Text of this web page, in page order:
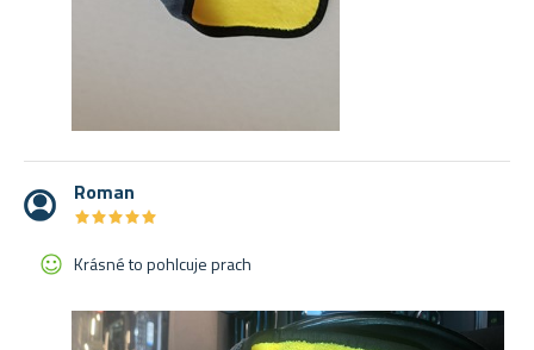
Roman
★★★★★
★★★★★
Krásné to pohlcuje prach